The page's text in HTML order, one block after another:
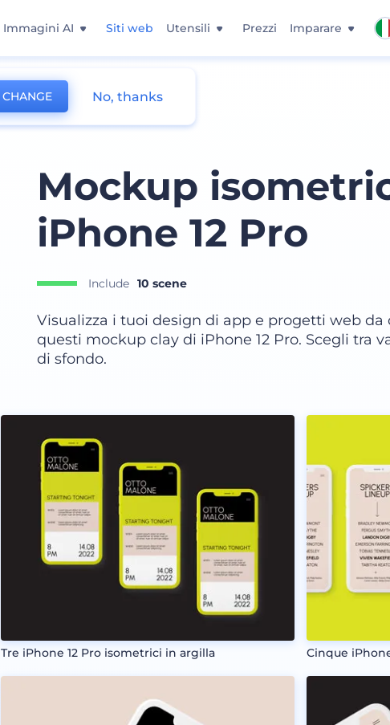
Immagini AI Siti web Utensili Prezzi Imparare
Mockup
iPhone 12 Pro
Include 10 scene
Visualizza i tuoi design di app e progetti web da
questi mockup clay di iPhone 12 Pro. Scegli tra
di sfondo.
Tre iPhone 12 Pro isometrici in argilla Cinque
CHANGE No, thanks